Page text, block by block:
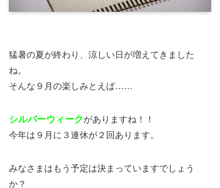
猛暑の夏が終わり、涼しい日が増えてきました
ね。
そんな９月の楽しみとえば……
シルバーウィークがありますね！！
今年は９月に３連休が２回あります。
みなさまはもう予定は決まっていますでしょう
か？